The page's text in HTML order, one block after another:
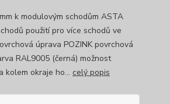
k modulovým schodům ASTA
použití pro více schodů ve
úprava POZINK povrchová
RAL9005 (černá) možnost
kolem okraje ho... celý popis